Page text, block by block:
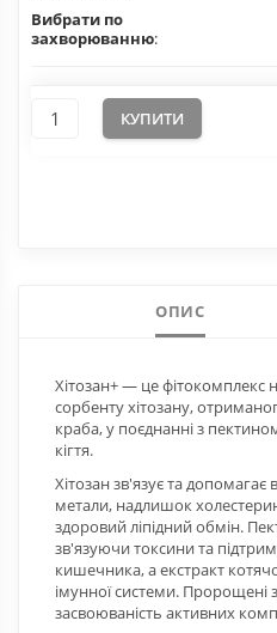
Вибрати по
захворюванню:
КУПИТИ
ОПИС
Хітозан+ — це фітокомплекс
сорбенту хітозану,
краба, у поєднанні з
кігтя.
Хітозан зв'язує та допомагає
метали, надлишок
здоровий ліпідний обмін.
зв'язуючи токсини та
кишечника, а екстракт
імунної системи. Пророщені
засвоюваність активних